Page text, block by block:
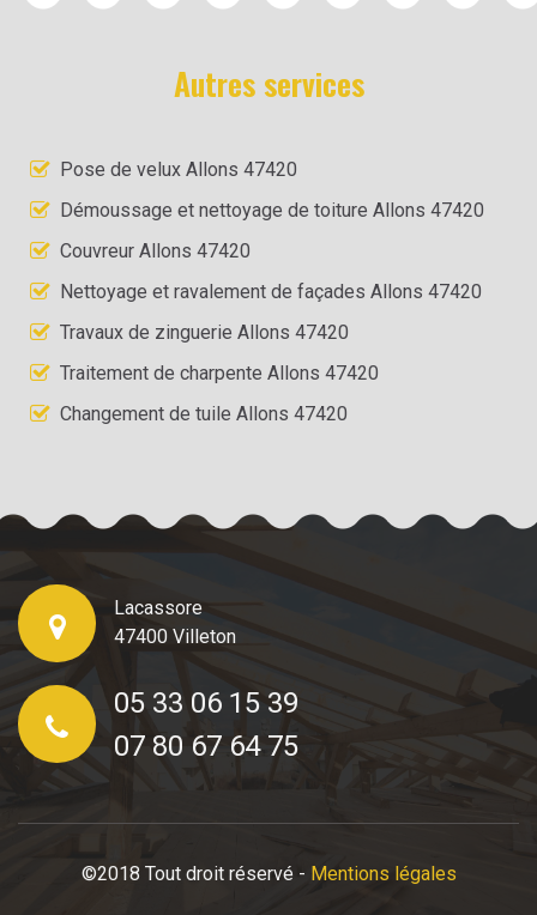
Autres services
Pose de velux Allons 47420
Démoussage et nettoyage de toiture Allons 47420
Couvreur Allons 47420
Nettoyage et ravalement de façades Allons 47420
Travaux de zinguerie Allons 47420
Traitement de charpente Allons 47420
Changement de tuile Allons 47420
Lacassore
47400 Villeton
05 33 06 15 39
07 80 67 64 75
©2018 Tout droit réservé - Mentions légales